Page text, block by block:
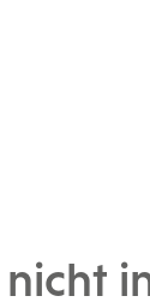
nicht